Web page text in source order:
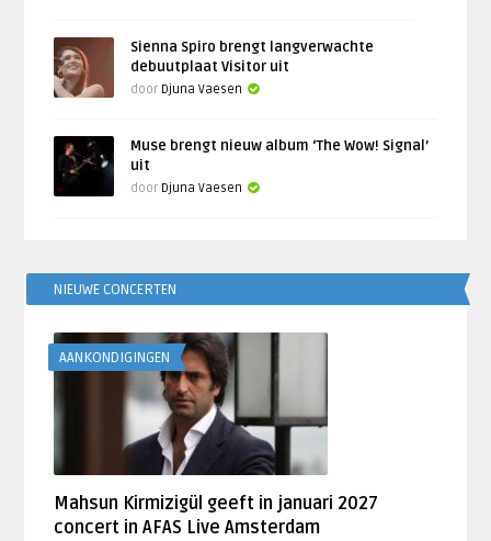
Sienna Spiro brengt langverwachte
debuutplaat Visitor uit
door Djuna Vaesen
Muse brengt nieuw album ‘The Wow! Signal’
uit
door Djuna Vaesen
NIEUWE CONCERTEN
AANKONDIGINGEN
Mahsun Kirmizigül geeft in januari 2027
concert in AFAS Live Amsterdam